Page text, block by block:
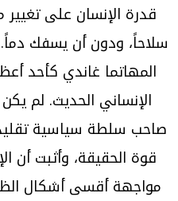
قدرة الإنسان على
سلاحاً، ودون أن يسفك
المهاتما غاندي كأحد
الإنساني الحديث. لم
صاحب سلطة سياسية
قوة الحقيقة، وأثبت أن
مواجهة أقسى أشكال